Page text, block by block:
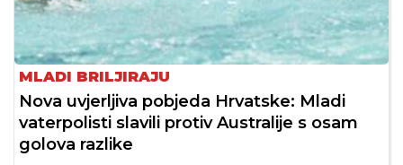
MLADI BRILJIRAJU
Nova uvjerljiva pobjeda Hrvatske: Mladi
vaterpolisti slavili protiv Australije s osam
golova razlike